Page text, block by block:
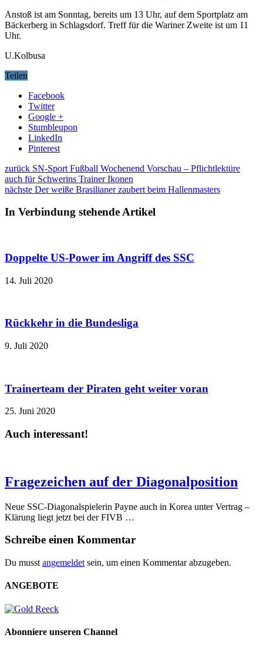
Anstoß ist am Sonntag, bereits um 13 Uhr, auf dem Sportplatz am
Bäckerberg in Schlagsdorf. Treff für die Wariner Zweite ist um 11
Uhr.
U.Kolbusa
Teilen
Facebook
Twitter
Google +
Stumbleupon
LinkedIn
Pinterest
zurück SN-Sport Fußball Wochenend Vorschau – Pflichtlektüre
auch für Schwerins Trainer Ikonen
nächste Der weiße Brasilianer zaubert beim Hallenmasters
In Verbindung stehende Artikel
Doppelte US-Power im Angriff des SSC
14. Juli 2020
Rückkehr in die Bundesliga
9. Juli 2020
Trainerteam der Piraten geht weiter voran
25. Juni 2020
Auch interessant!
Fragezeichen auf der Diagonalposition
Neue SSC-Diagonalspielerin Payne auch in Korea unter Vertrag –
Klärung liegt jetzt bei der FIVB …
Schreibe einen Kommentar
Du musst angemeldet sein, um einen Kommentar abzugeben.
ANGEBOTE
Abonniere unseren Channel